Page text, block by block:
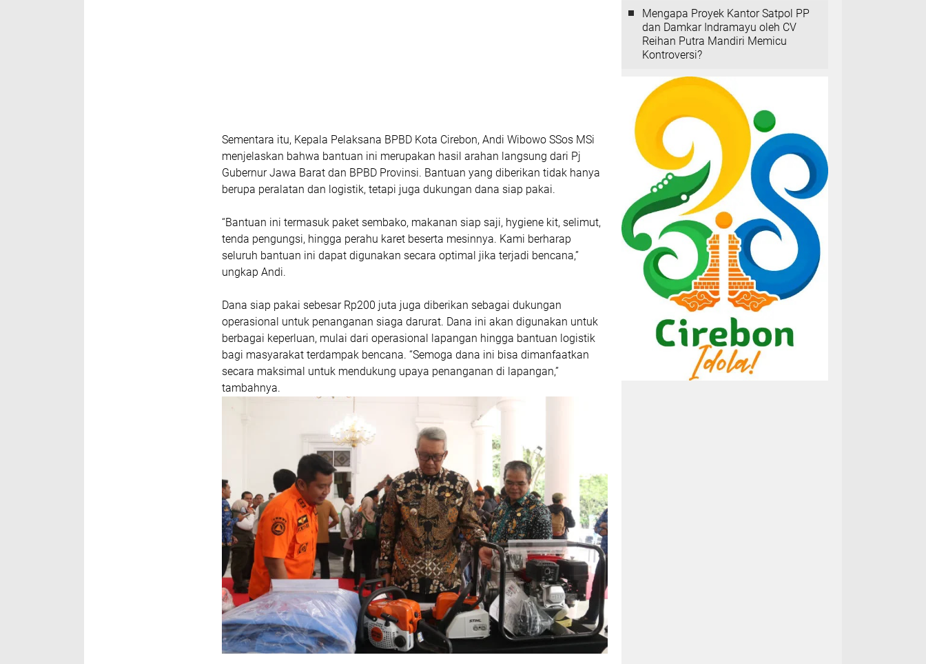
Sementara itu, Kepala Pelaksana BPBD Kota Cirebon, Andi Wibowo SSos MSi
menjelaskan bahwa bantuan ini merupakan hasil arahan langsung dari Pj
Gubernur Jawa Barat dan BPBD Provinsi. Bantuan yang diberikan tidak hanya
berupa peralatan dan logistik, tetapi juga dukungan dana siap pakai.
“Bantuan ini termasuk paket sembako, makanan siap saji, hygiene kit, selimut,
tenda pengungsi, hingga perahu karet beserta mesinnya. Kami berharap
seluruh bantuan ini dapat digunakan secara optimal jika terjadi bencana,”
ungkap Andi.
Dana siap pakai sebesar Rp200 juta juga diberikan sebagai dukungan
operasional untuk penanganan siaga darurat. Dana ini akan digunakan untuk
berbagai keperluan, mulai dari operasional lapangan hingga bantuan logistik
bagi masyarakat terdampak bencana. “Semoga dana ini bisa dimanfaatkan
secara maksimal untuk mendukung upaya penanganan di lapangan,”
tambahnya.
Mengapa Proyek Kantor Satpol PP
dan Damkar Indramayu oleh CV
Reihan Putra Mandiri Memicu
Kontroversi?